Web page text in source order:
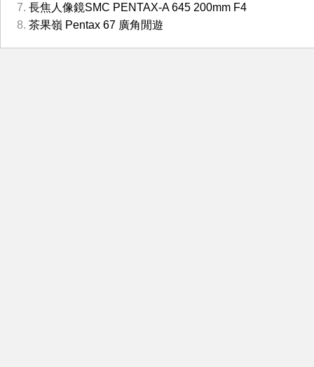
長焦人像鏡SMC PENTAX-A 645 200mm F4
茶果嶺 Pentax 67 廣角閒遊